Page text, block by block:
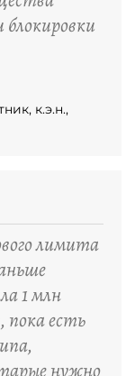
к.э.н.,
лимита
1 млн
есть
нужно